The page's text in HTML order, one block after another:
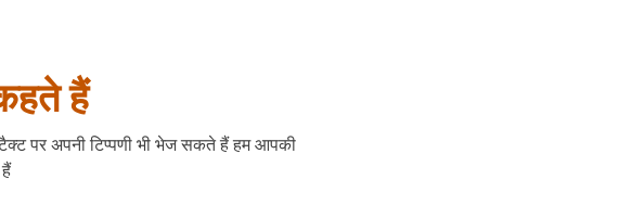
हैं
पर अपनी टिप्पणी भी भेज सकते हैं हम आपकी